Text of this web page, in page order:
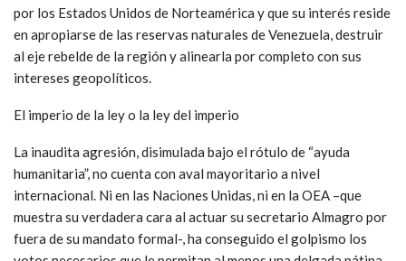
por los Estados Unidos de Norteamérica y que su interés reside
en apropiarse de las reservas naturales de Venezuela, destruir
al eje rebelde de la región y alinearla por completo con sus
intereses geopolíticos.
El imperio de la ley o la ley del imperio
La inaudita agresión, disimulada bajo el rótulo de “ayuda
humanitaria”, no cuenta con aval mayoritario a nivel
internacional. Ni en las Naciones Unidas, ni en la OEA –que
muestra su verdadera cara al actuar su secretario Almagro por
fuera de su mandato formal-, ha conseguido el golpismo los